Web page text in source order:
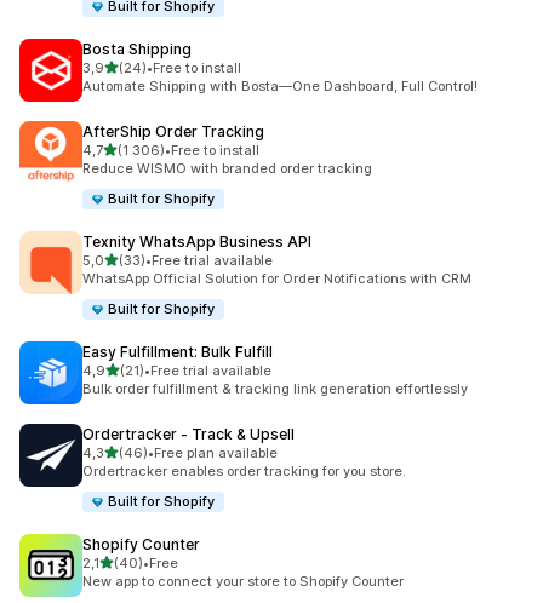
Built for Shopify
Bosta Shipping
3,9z 5 hvězd
(24)
Celkový počet recenzí: 24
•Free to install
Automate Shipping with Bosta—One Dashboard, Full Control!
AfterShip Order Tracking
4,7z 5 hvězd
(1 306)
Celkový počet recenzí: 1306
•Free to install
Reduce WISMO with branded order tracking
Built for Shopify
Texnity WhatsApp Business API
5,0z 5 hvězd
(33)
Celkový počet recenzí: 33
•Free trial available
WhatsApp Official Solution for Order Notifications with CRM
Built for Shopify
Easy Fulfillment: Bulk Fulfill
4,9z 5 hvězd
(21)
Celkový počet recenzí: 21
•Free trial available
Bulk order fulfillment & tracking link generation effortlessly
Ordertracker ‑ Track & Upsell
4,3z 5 hvězd
(46)
Celkový počet recenzí: 46
•Free plan available
Ordertracker enables order tracking for you store.
Built for Shopify
Shopify Counter
2,1z 5 hvězd
(40)
Celkový počet recenzí: 40
•Free
New app to connect your store to Shopify Counter